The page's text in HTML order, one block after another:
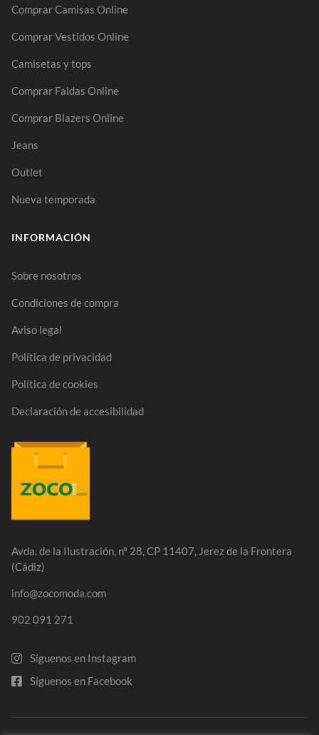
Comprar Camisas Online
Comprar Vestidos Online
Camisetas y tops
Comprar Faldas Online
Comprar Blazers Online
Jeans
Outlet
Nueva temporada
INFORMACIÓN
Sobre nosotros
Condiciones de compra
Aviso legal
Política de privacidad
Política de cookies
Declaración de accesibilidad
Avda. de la Ilustración, nº 28, CP 11407, Jerez de la Frontera
(Cádiz)
info@zocomoda.com
902 091 271
Síguenos en Instagram
Síguenos en Facebook